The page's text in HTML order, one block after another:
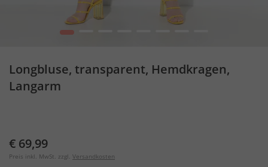
1
Longbluse, transparent, Hemdkragen,
Langarm
€ 69,99
Preis inkl. MwSt. zzgl. Versandkosten